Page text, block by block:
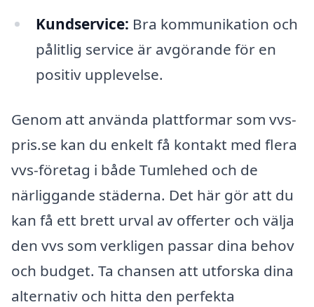
Kundservice: Bra kommunikation och
pålitlig service är avgörande för en
positiv upplevelse.
Genom att använda plattformar som vvs-
pris.se kan du enkelt få kontakt med flera
vvs-företag i både Tumlehed och de
närliggande städerna. Det här gör att du
kan få ett brett urval av offerter och välja
den vvs som verkligen passar dina behov
och budget. Ta chansen att utforska dina
alternativ och hitta den perfekta